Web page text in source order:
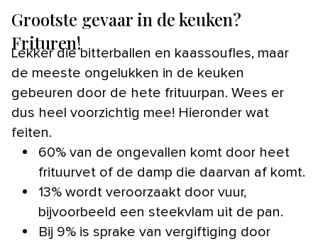
Grootste gevaar in de keuken?
Frituren!
Lekker die bitterballen en kaassoufles, maar
de meeste ongelukken in de keuken
gebeuren door de hete frituurpan. Wees er
dus heel voorzichtig mee! Hieronder wat
feiten.
60% van de ongevallen komt door heet
frituurvet of de damp die daarvan af komt.
13% wordt veroorzaakt door vuur,
bijvoorbeeld een steekvlam uit de pan.
Bij 9% is sprake van vergiftiging door